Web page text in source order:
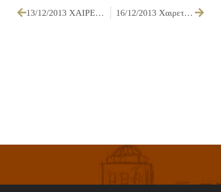
13/12/2013 ΧΑΙΡΕΤΙΣΜΟΣ ΔΗΜΑΡΧΟΥ ΙΛΙΟΥ κ. ΝΙΚΟΥ ΖΕΝΕΤΟΥ ΣΤΗΝ ΗΜΕΡΙΔΑ ΜΕ ΘΕΜΑ: «Η ΠΡΟΩΡΗ ΕΓΚΑΤΑΛΕΙΨΗ ΣΧΟΛΕΙΟΥ: ΕΠΙΠΤΩΣΕΙΣ ΚΑΙ ΠΡΟΟΠΤΙΚΕΣ ΕΛΛΗΝΙΚΗ ΚΑΙ ΕΥΡΩΠΑΙΚΗ ΕΜΠΕΙΡΙΑ» 16/12/2013 Χαιρετισμός Δημάρχου NEETs